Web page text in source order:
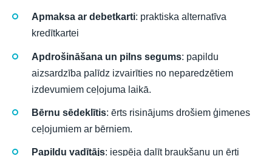
Apmaksa ar debetkarti: praktiska alternatīva
kredītkartei
Apdrošināšana un pilns segums: papildu
aizsardzība palīdz izvairīties no neparedzētiem
izdevumiem ceļojuma laikā.
Bērnu sēdeklītis: ērts risinājums drošiem ģimenes
ceļojumiem ar bērniem.
Papildu vadītājs: iespēja dalīt braukšanu un ērti